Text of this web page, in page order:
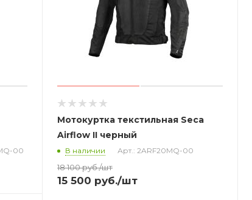
00
Мотокуртка текстильная Seca
Airflow II черный
В наличии Арт.: 2ARF20MQ-00
18 100руб./шт
15 500 руб./шт